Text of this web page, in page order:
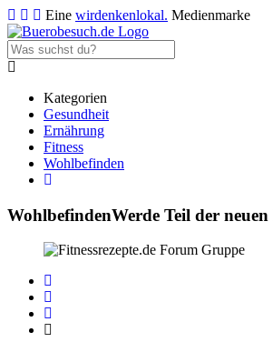
Eine wirdenkenlokal. Medienmarke
Kategorien
Gesundheit
Ernährung
Fitness
Wohlbefinden
WohlbefindenWerde Teil der